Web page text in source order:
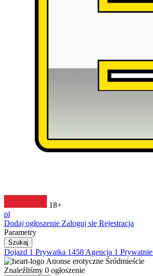
18+
pl
Dodaj ogłoszenie Zaloguj się Rejestracja
Parametry
Szukaj
Dojazd 1 Prywatka 1458 Agencja 1 Prywatnie
Anonse erotyczne Śródmieście
Znaleźliśmy 0 ogłoszenie